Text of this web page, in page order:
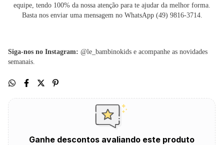
equipe, tendo 100% da nossa atenção para te ajudar da melhor forma.
Basta nos enviar uma mensagem no WhatsApp (49) 9816-3714.
Siga-nos no Instagram: @le_bambinokids e acompanhe as novidades
semanais.
Ganhe descontos avaliando este produto